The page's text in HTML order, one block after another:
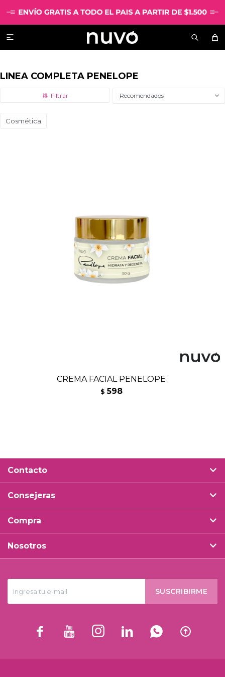

LINEA COMPLETA PENELOPE
Recomendados
Cosmética
CREMA FACIAL PENELOPE
$ 598
SUSCRIBIRME
     
Contacto
Consejeras
Compra
Nosotros